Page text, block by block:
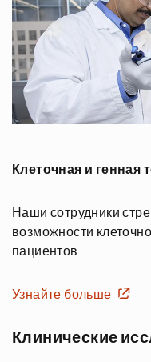
Клеточная и генная
Наши сотрудники
возможности
пациентов
Узнайте больше
Клинические